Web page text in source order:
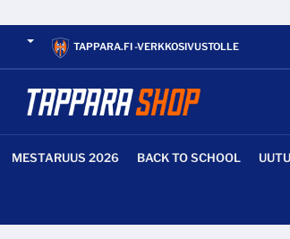
TAPPARA.FI -VERKKOSIVUSTOLLE
MESTARUUS 2026 BACK TO SCHOOL